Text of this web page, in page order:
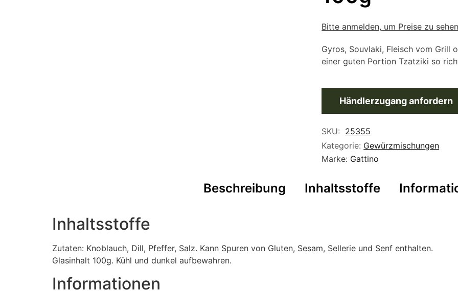
Bitte anmelden, um Preise zu
Gyros, Souvlaki, Fleisch vom
einer guten Portion Tzatziki so
Händlerzugang anfordern
SKU: 25355
Kategorie: Gewürzmischungen
Marke: Gattino
Beschreibung Inhaltsstoffe
Inhaltsstoffe
Zutaten: Knoblauch, Dill, Pfeffer, Salz. Kann Spuren von Gluten, Sesam, Sellerie und Senf enthalten.
Glasinhalt 100g. Kühl und dunkel aufbewahren.
Informationen